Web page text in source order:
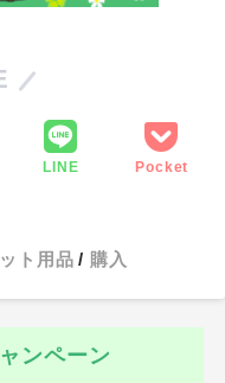
LINE Pocket
ト用品 購入
ンペーン